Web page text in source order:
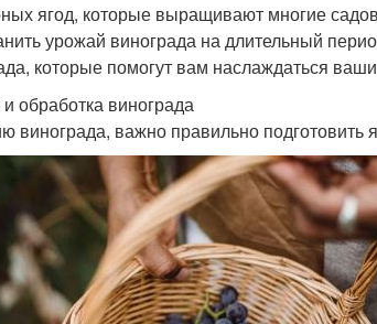
ягод, которые выращивают многие
урожай винограда на длительный
которые помогут вам наслаждаться
обработка винограда
винограда, важно правильно подготовить